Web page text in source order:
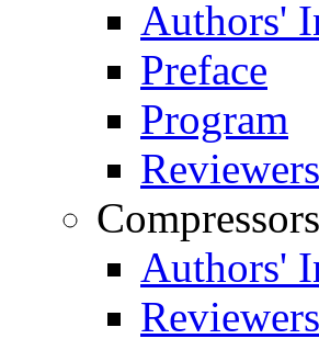
Authors'
Preface
Program
Authors'